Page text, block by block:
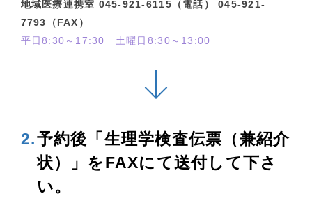
地域医療連携室 045-921-6115（電話） 045-921-
7793（FAX）
平日8:30～17:30 土曜日8:30～13:00
2.予約後「生理学検査伝票（兼紹介
状）」をFAXにて送付して下さ
い。